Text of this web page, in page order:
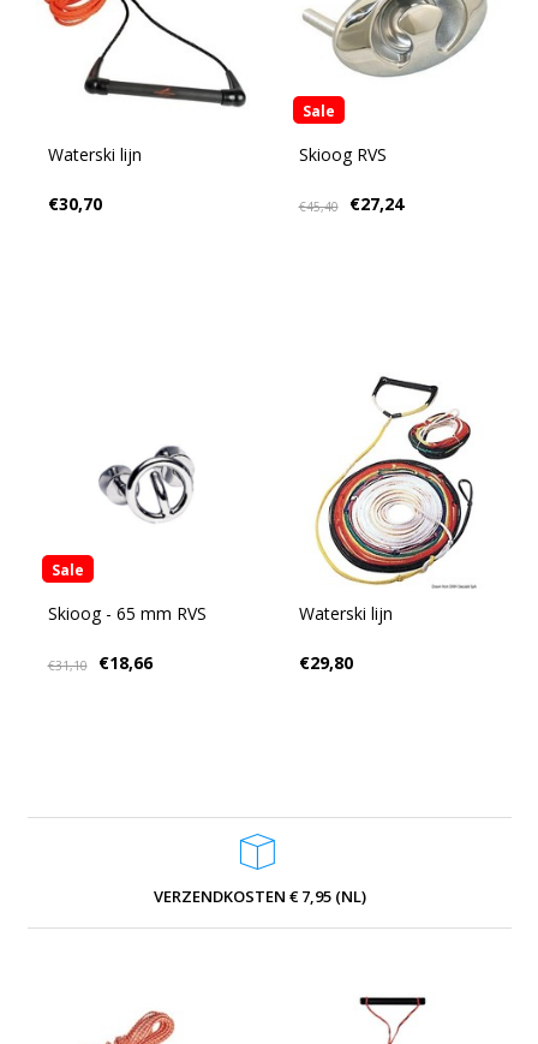
Waterski lijn
€30,70
Sale
Skioog RVS
€45,40 €27,24
Sale
Skioog - 65 mm RVS
€31,10 €18,66
Waterski lijn
€29,80
VERZENDKOSTEN € 7,95 (NL)